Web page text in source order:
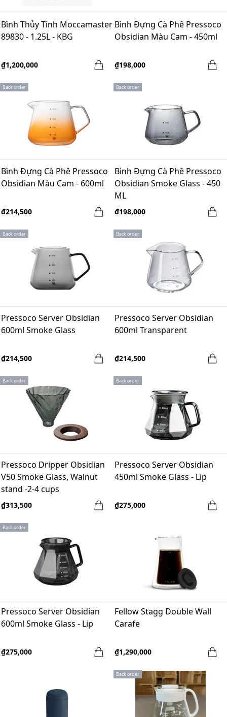
Bình Thủy Tinh Moccamaster
89830 - 1.25L - KBG
₫1,200,000
Bình Đựng Cà Phê Pressoco
Obsidian Màu Cam - 450ml
₫198,000
Back order
Bình Đựng Cà Phê Pressoco
Obsidian Màu Cam - 600ml
₫214,500
Back order
Bình Đựng Cà Phê Pressoco
Obsidian Smoke Glass - 450
ML
₫198,000
Back order
Pressoco Server Obsidian
600ml Smoke Glass
₫214,500
Back order
Pressoco Server Obsidian
600ml Transparent
₫214,500
Back order
Pressoco Dripper Obsidian
V50 Smoke Glass, Walnut
stand -2-4 cups
₫313,500
Back order
Pressoco Server Obsidian
450ml Smoke Glass - Lip
₫275,000
Back order
Pressoco Server Obsidian
600ml Smoke Glass - Lip
₫275,000
Fellow Stagg Double Wall
Carafe
₫1,290,000
Back order